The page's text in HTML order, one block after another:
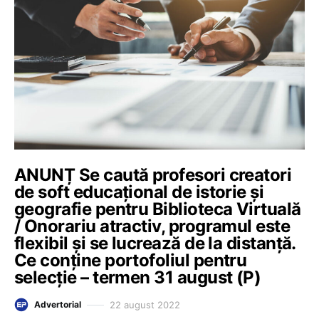
ANUNȚ Se caută profesori creatori
de soft educațional de istorie și
geografie pentru Biblioteca Virtuală
/ Onorariu atractiv, programul este
flexibil și se lucrează de la distanță.
Ce conține portofoliul pentru
selecție – termen 31 august (P)
Advertorial 22 august 2022